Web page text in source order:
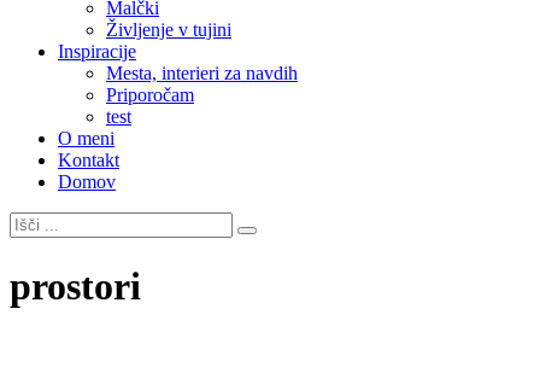
Malčki
Življenje v tujini
Inspiracije
Mesta, interieri za navdih
Priporočam
test
O meni
Kontakt
Domov
prostori